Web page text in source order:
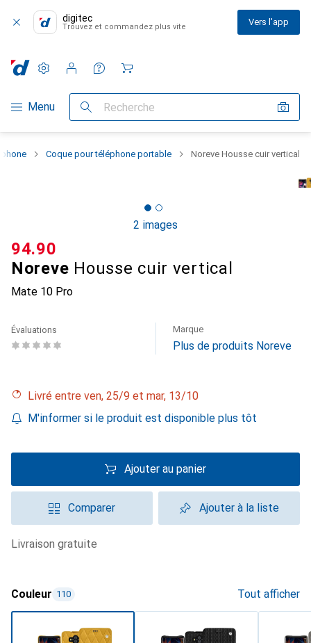
digitec
Trouvez et commandez plus vite Vers l'app
Navigation par catégorie
Menu Recherche
Paramètres
Compte client
Listes de comparaison
Listes d'envies
Panier
Coque pour téléphone portable Noreve Housse cuir vertical
2 images
Noreve Housse cuir vertical
Mate 10 Pro
CHF
94.90
Évaluations Marque
Plus de produits Noreve
Livré entre ven, 25/9 et mar, 13/10
M'informer si le produit est disponible plus tôt
Ajouter au panier
Comparer Ajouter à la liste
livraison gratuite
Couleur 110 Tout afficher